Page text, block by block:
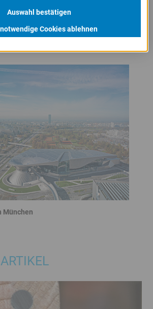
München
Auswahl bestätigen
Cookies ablehnen